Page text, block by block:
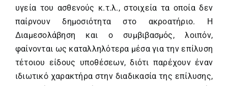
υγεία του ασθενούς κ.τ.λ., στοιχεία τα οποία δεν
παίρνουν δημοσιότητα στο ακροατήριο. Η
Διαμεσολάβηση και ο συμβιβασμός, λοιπόν,
φαίνονται ως καταλληλότερα μέσα για την επίλυση
τέτοιου είδους υποθέσεων, διότι παρέχουν έναν
ιδιωτικό χαρακτήρα στην διαδικασία της επίλυσης,